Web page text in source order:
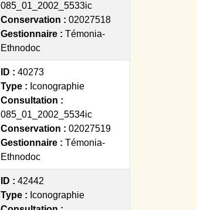
085_01_2002_5533ic
Conservation : 02027518
Gestionnaire : Témonia-
Ethnodoc
ID : 40273
Type : Iconographie
Consultation :
085_01_2002_5534ic
Conservation : 02027519
Gestionnaire : Témonia-
Ethnodoc
ID : 42442
Type : Iconographie